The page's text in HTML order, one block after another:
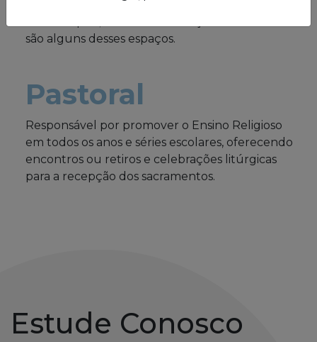
auditórios; complexo esportivo; piscina
são alguns desses espaços.
Pastoral
Responsável por promover o Ensino Religioso
em todos os anos e séries escolares, oferecendo
encontros ou retiros e celebrações litúrgicas
para a recepção dos sacramentos.
Estude Conosco